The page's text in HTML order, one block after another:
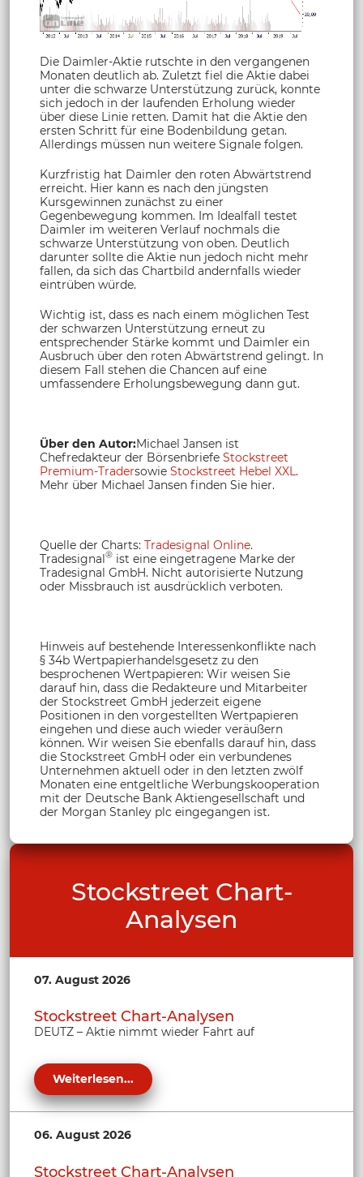
Die Daimler-Aktie rutschte in den vergangenen
Monaten deutlich ab. Zuletzt fiel die Aktie dabei
unter die schwarze Unterstützung zurück, konnte
sich jedoch in der laufenden Erholung wieder
über diese Linie retten. Damit hat die Aktie den
ersten Schritt für eine Bodenbildung getan.
Allerdings müssen nun weitere Signale folgen.
Kurzfristig hat Daimler den roten Abwärtstrend
erreicht. Hier kann es nach den jüngsten
Kursgewinnen zunächst zu einer
Gegenbewegung kommen. Im Idealfall testet
Daimler im weiteren Verlauf nochmals die
schwarze Unterstützung von oben. Deutlich
darunter sollte die Aktie nun jedoch nicht mehr
fallen, da sich das Chartbild andernfalls wieder
eintrüben würde.
Wichtig ist, dass es nach einem möglichen Test
der schwarzen Unterstützung erneut zu
entsprechender Stärke kommt und Daimler ein
Ausbruch über den roten Abwärtstrend gelingt. In
diesem Fall stehen die Chancen auf eine
umfassendere Erholungsbewegung dann gut.
Über den Autor:Michael Jansen ist
Chefredakteur der Börsenbriefe Stockstreet
Premium-Tradersowie Stockstreet Hebel XXL.
Mehr über Michael Jansen finden Sie hier.
Quelle der Charts: Tradesignal Online.
Tradesignal® ist eine eingetragene Marke der
Tradesignal GmbH. Nicht autorisierte Nutzung
oder Missbrauch ist ausdrücklich verboten.
Hinweis auf bestehende Interessenkonflikte nach
§ 34b Wertpapierhandelsgesetz zu den
besprochenen Wertpapieren: Wir weisen Sie
darauf hin, dass die Redakteure und Mitarbeiter
der Stockstreet GmbH jederzeit eigene
Positionen in den vorgestellten Wertpapieren
eingehen und diese auch wieder veräußern
können. Wir weisen Sie ebenfalls darauf hin, dass
die Stockstreet GmbH oder ein verbundenes
Unternehmen aktuell oder in den letzten zwölf
Monaten eine entgeltliche Werbungskooperation
mit der Deutsche Bank Aktiengesellschaft und
der Morgan Stanley plc eingegangen ist.
Stockstreet Chart-
Analysen
07. August 2026
Stockstreet Chart-Analysen
DEUTZ – Aktie nimmt wieder Fahrt auf
Weiterlesen...
06. August 2026
Stockstreet Chart-Analysen